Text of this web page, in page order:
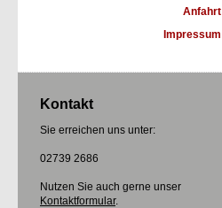
Anfahrt
Impressum
Kontakt
Sie erreichen uns unter:
02739 2686
Nutzen Sie auch gerne unser
Kontaktformular.